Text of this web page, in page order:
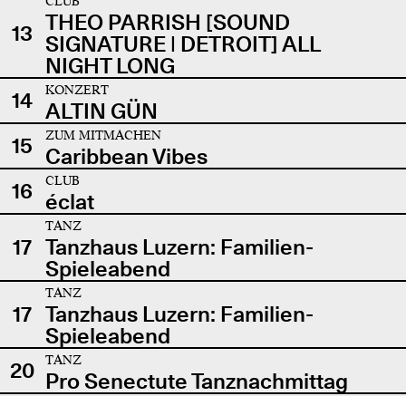
13 THEO PARRISH [SOUND
SIGNATURE | DETROIT] ALL
NIGHT LONG
14
KONZERT
ALTIN GÜN
15
ZUM MITMACHEN
Caribbean Vibes
16
CLUB
éclat
17
TANZ
Tanzhaus Luzern: Familien-
Spieleabend
17
TANZ
Tanzhaus Luzern: Familien-
Spieleabend
20
TANZ
Pro Senectute Tanznachmittag